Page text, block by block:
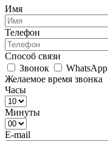
Имя
Телефон
Способ связи
Звонок
WhatsApp
Желаемое время звонка
Часы
Минуты
E-mail